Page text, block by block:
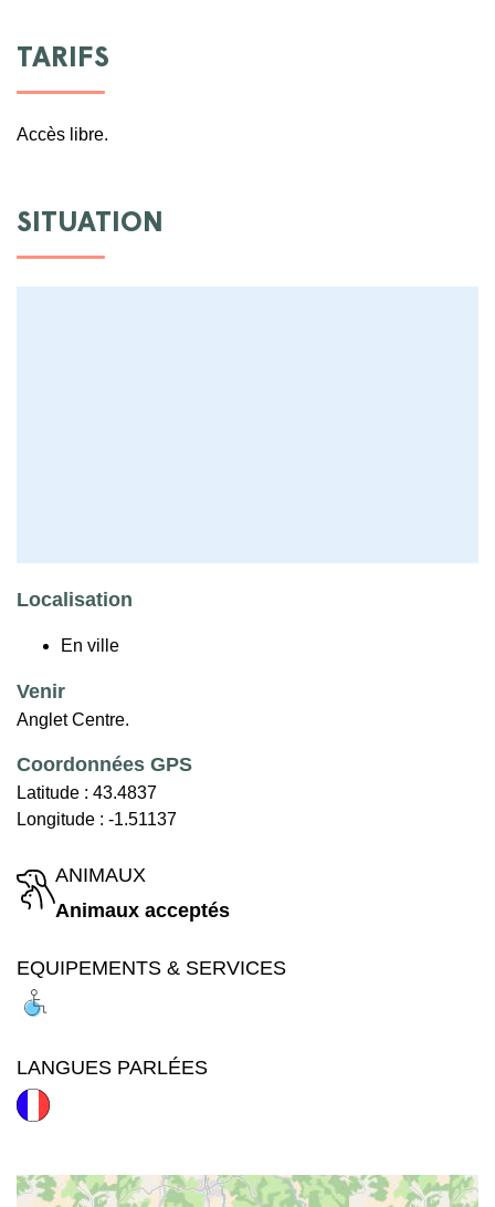
TARIFS
Accès libre.
SITUATION
Localisation
En ville
Venir
Anglet Centre.
Coordonnées GPS
Latitude : 43.4837
Longitude : -1.51137
ANIMAUX
Animaux acceptés
EQUIPEMENTS & SERVICES
LANGUES PARLÉES